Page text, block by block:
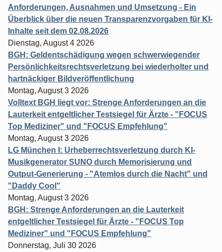
Anforderungen, Ausnahmen und Umsetzung - Ein
Überblick über die neuen Transparenzvorgaben für KI-
Inhalte seit dem 02.08.2026
Dienstag, August 4 2026
BGH: Geldentschädigung wegen schwerwiegender
Persönlichkeitsrechtsverletzung bei wiederholter und
hartnäckiger Bildveröffentlichung
Montag, August 3 2026
Volltext BGH liegt vor: Strenge Anforderungen an die
Lauterkeit entgeltlicher Testsiegel für Ärzte - "FOCUS
Top Mediziner" und "FOCUS Empfehlung"
Montag, August 3 2026
LG München I: Urheberrechtsverletzung durch KI-
Musikgenerator SUNO durch Memorisierung und
Output-Generierung - "Atemlos durch die Nacht" und
"Daddy Cool"
Montag, August 3 2026
BGH: Strenge Anforderungen an die Lauterkeit
entgeltlicher Testsiegel für Ärzte - "FOCUS Top
Mediziner" und "FOCUS Empfehlung"
Donnerstag, Juli 30 2026